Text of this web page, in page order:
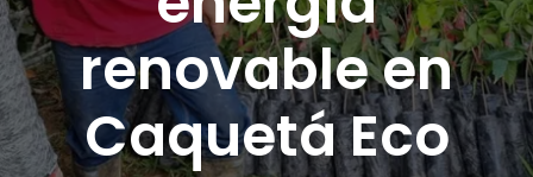
DONA AQUÍrenovable en
Caquetá Eco